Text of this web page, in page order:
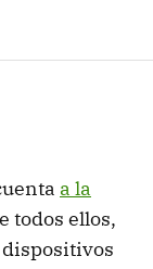
a la
todos ellos,